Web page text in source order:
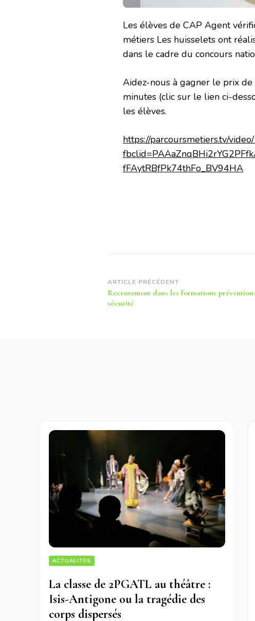
Les élèves de CAP Agent
métiers Les huisselets ont
dans le cadre du concours
Aidez-nous à gagner le prix
minutes (clic sur le lien ci-
les élèves.
https://parcoursmetiers.tv/
fFAytRBfPk74thFo_BV94HA
Navigation
d’article
ARTICLE PRÉCÉDENT
Recrutement dans les formations
sécurité
ACTUALITES
La classe de 2PGATL au théâtre :
Isis-Antigone ou la tragédie des
corps dispersés